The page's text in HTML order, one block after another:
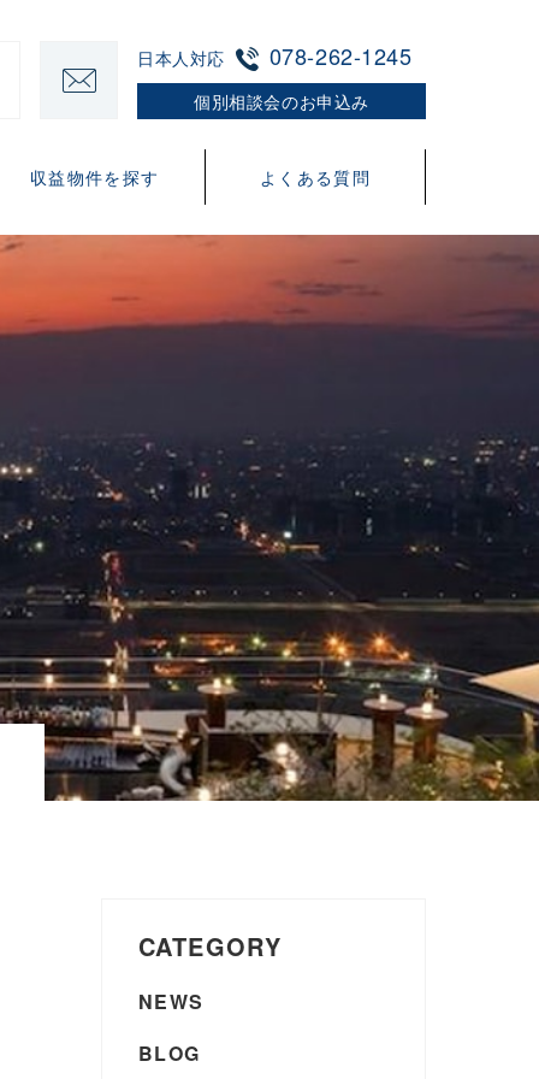
日本人対応 078-262-1245
個別相談会のお申込み
収益物件を探す よくある質問
CATEGORY
NEWS
BLOG